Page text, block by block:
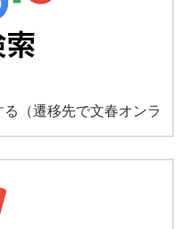
る
（遷移先で文春オンラ